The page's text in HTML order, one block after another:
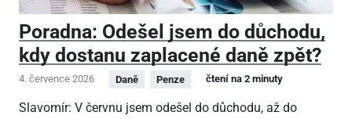
Poradna: Odešel jsem do důchodu,
kdy dostanu zaplacené daně zpět?
4. července 2026 Daně Penze čtení na 2 minuty
Slavomír: V červnu jsem odešel do důchodu, až do